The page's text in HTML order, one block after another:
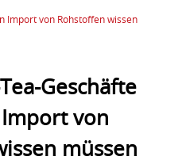
Import von Rohstoffen wissen
Geschäfte
von
müssen